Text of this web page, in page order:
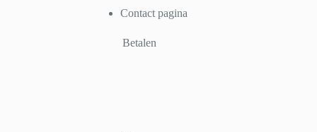
Contact pagina
Betalen